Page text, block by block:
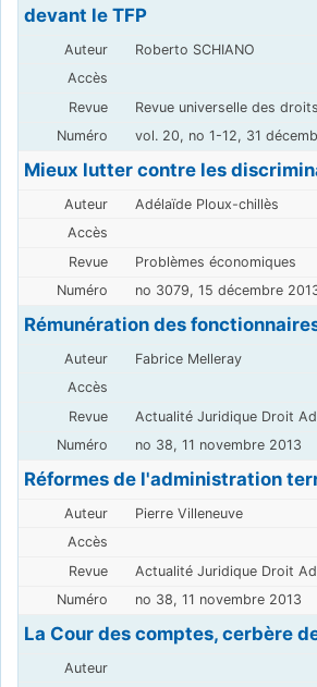
devant le TFP
Roberto SCHIANO
Revue universelle des
vol. 20, no 1-12, 31
Mieux lutter contre les
Adélaïde Ploux-chillès
Problèmes économiques
no 3079, 15 décembre
Rémunération des
Fabrice Melleray
Actualité Juridique Droit
no 38, 11 novembre 2013
Réformes de l'administration
Pierre Villeneuve
Actualité Juridique Droit
no 38, 11 novembre 2013
La Cour des comptes, cerbère